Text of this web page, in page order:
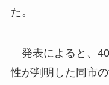
た。
発表によると、
性が判明した同市